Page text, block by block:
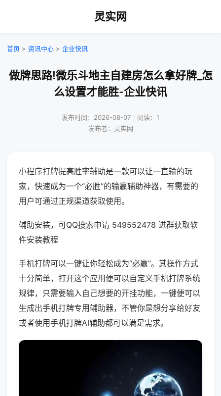
灵实网
首页 > 资讯中心 > 企业快讯
做牌思路!微乐斗地主自建房怎么拿好牌_怎
么设置才能胜-企业快讯
发布时间：2026-08-07｜阅读：1
发布者：灵实网
小程序打牌提高胜率辅助是一款可以让一直输的玩
家，快速成为一个“必胜”的输赢辅助神器，有需要的
用户可通过正规渠道获取使用。
辅助安装，可QQ搜索申请 549552478 进群获取软
件安装教程
手机打牌可以一键让你轻松成为“必赢”。其操作方式
十分简单，打开这个应用便可以自定义手机打牌系统
规律，只需要输入自己想要的开挂功能，一键便可以
生成出手机打牌专用辅助器，不管你是想分享给好友
或者使用手机打牌AI辅助都可以满足需求。